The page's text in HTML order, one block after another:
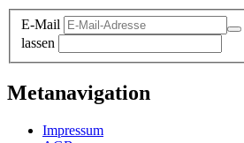
E-Mail
lassen
Metanavigation
Impressum